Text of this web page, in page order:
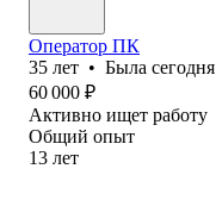
Оператор ПК
35 лет • Была сегодня
60 000 ₽
Активно ищет работу
Общий опыт
13 лет